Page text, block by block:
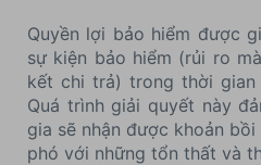
Quyền lợi bảo hiểm được
sự kiện bảo hiểm (rủi ro
kết chi trả) trong thời
Quá trình giải quyết này
gia sẽ nhận được khoản
phó với những tổn thất và